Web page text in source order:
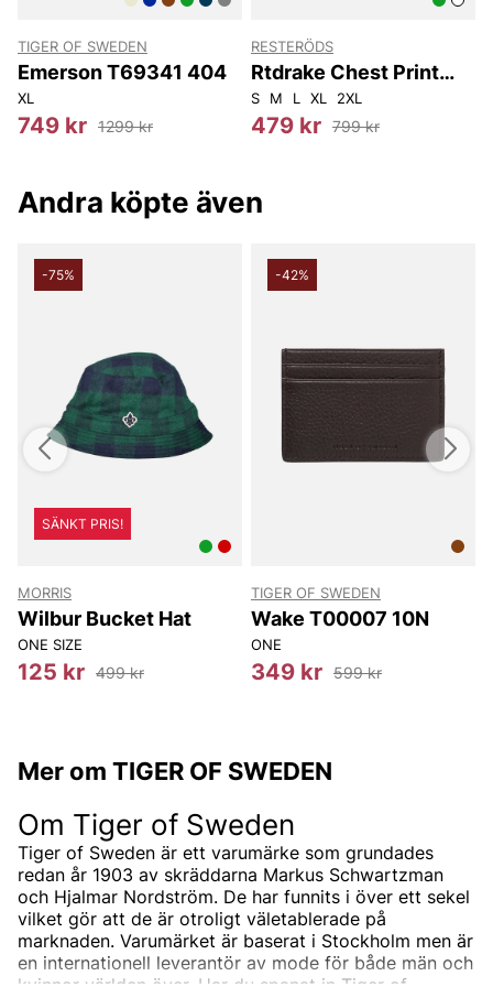
TIGER OF SWEDEN
Emerson T69341 404
XL
749 kr 1299 kr
RESTERÖDS
Rtdrake Chest Print
Crew
S M L XL 2XL
479 kr 799 kr
Andra köpte även
-75%
SÄNKT PRIS!
MORRIS
Wilbur Bucket Hat
ONE SIZE
125 kr 499 kr
-42%
TIGER OF SWEDEN
Wake T00007 10N
ONE
349 kr 599 kr
Mer om TIGER OF SWEDEN
Om Tiger of Sweden
Tiger of Sweden är ett varumärke som grundades
redan år 1903 av skräddarna Markus Schwartzman
och Hjalmar Nordström. De har funnits i över ett sekel
vilket gör att de är otroligt väletablerade på
marknaden. Varumärket är baserat i Stockholm men är
en internationell leverantör av mode för både män och